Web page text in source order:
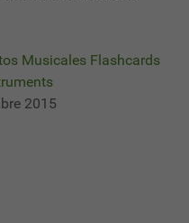
Musicales Flashcards
2015